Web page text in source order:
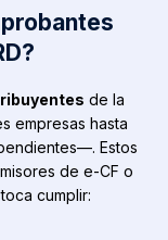
de la
empresas hasta
Estos
de e-CF o
cumplir: